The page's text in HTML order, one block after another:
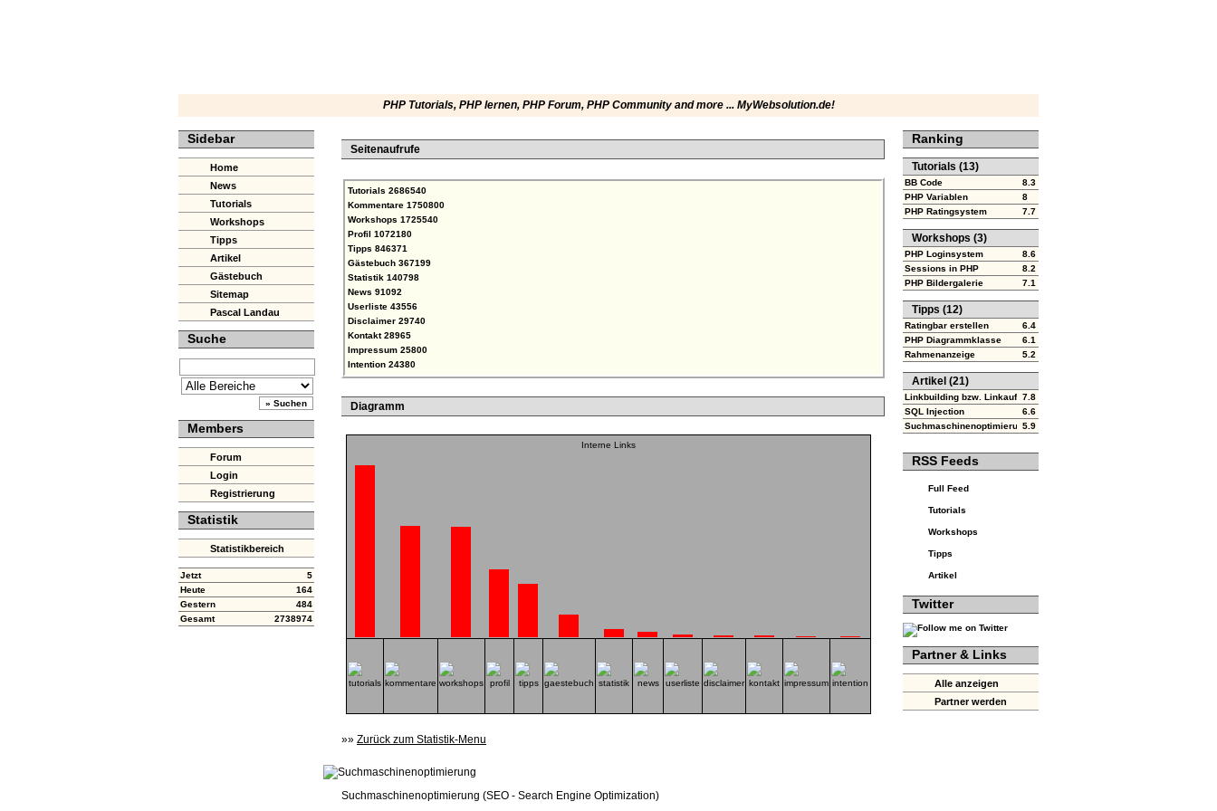
PHP Tutorials, PHP lernen, PHP Forum, PHP Communityand more ... MyWebsolution.de!
Sidebar
Home
News
Tutorials
Workshops
Tipps
Artikel
Gästebuch
Sitemap
Pascal Landau
Suche
Members
Forum
Login
Registrierung
Statistik
Statistikbereich
Jetzt
5
Heute
164
Gestern
484
Gesamt
2738974
Seitenaufrufe
Tutorials 2686540
Kommentare 1750800
Workshops 1725540
Profil 1072180
Tipps 846371
Gästebuch 367199
Statistik 140798
News 91092
Userliste 43556
Disclaimer 29740
Kontakt28965
Impressum 25800
Intention 24380
Diagramm
Interne Links
»» Zurück zum Statistik-Menu
Suchmaschinenoptimierung (SEO - Search Engine Optimization)
Ranking
Tutorials (13)
BB Code
8.3
PHP Variablen
8
PHP Ratingsystem
7.7
Workshops (3)
PHP Loginsystem
8.6
Sessions in PHP
8.2
PHP Bildergalerie
7.1
Tipps (12)
Ratingbar erstellen
6.4
PHP Diagrammklasse
6.1
Rahmenanzeige
5.2
Artikel (21)
Linkbuilding bzw. Linkaufbau
7.8
SQL Injection
6.6
Suchmaschinenoptimierung (SEO)
5.9
RSS Feeds
Full Feed
Tutorials
Workshops
Tipps
Artikel
Twitter
Partner & Links
Alle anzeigen
Partner werden